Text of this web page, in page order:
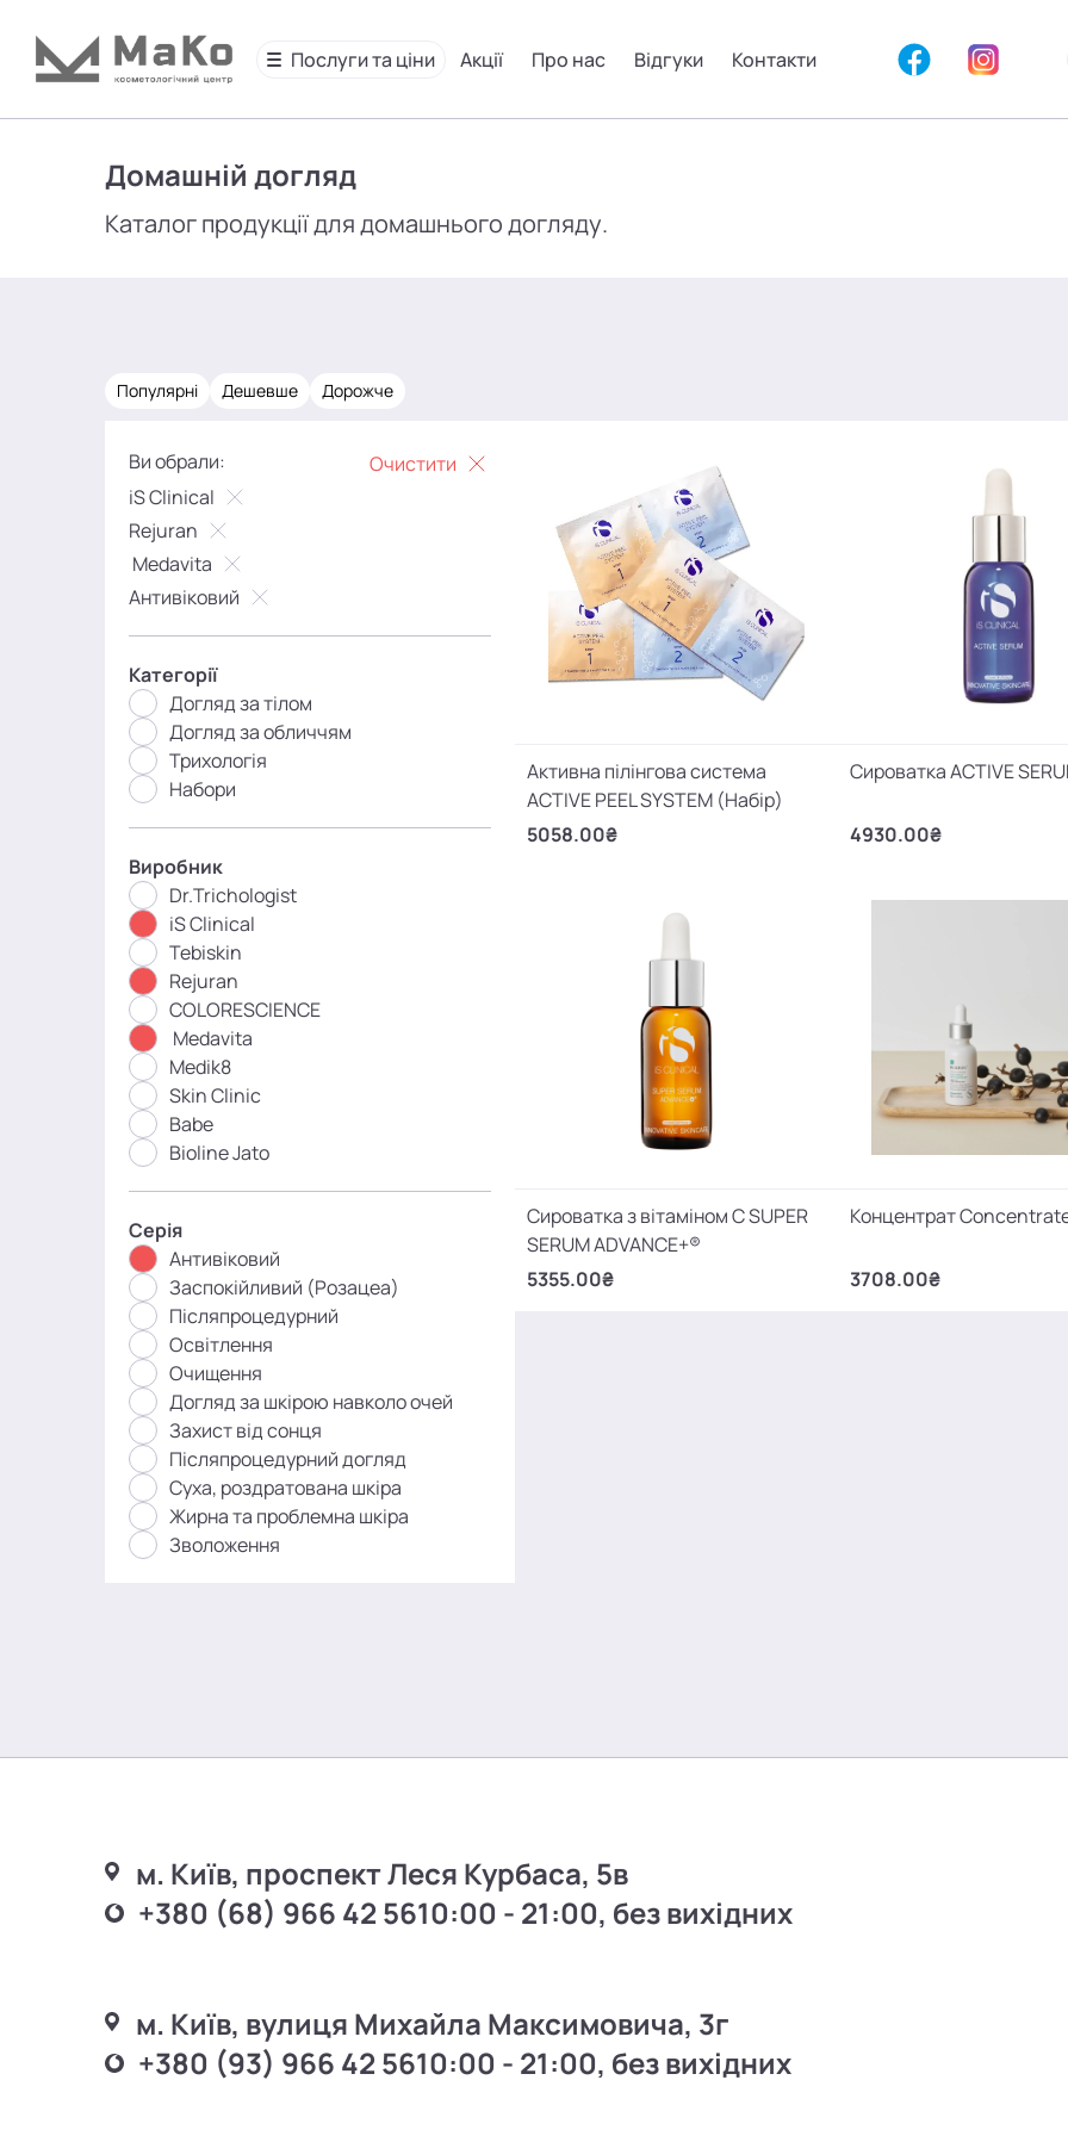
Послуги та ціни Акції Про нас Відгуки Контакти
Домашній догляд
Каталог продукції для домашнього догляду.
Популярні Дешевше Дорожче
Ви обрали:
Очистити
iS Clinical
Rejuran
Medavita
Антивіковий
Категорії
Догляд за тілом
Догляд за обличчям
Трихологія
Набори
Виробник
Dr.Trichologist
iS Clinical
Tebiskin
Rejuran
COLORESCIENCE
Medavita
Medik8
Skin Clinic
Babe
Bioline Jato
Серія
Антивіковий
Заспокійливий (Розацеа)
Післяпроцедурний
Освітлення
Очищення
Догляд за шкірою навколо очей
Захист від сонця
Післяпроцедурний догляд
Суха, роздратована шкіра
Жирна та проблемна шкіра
Зволоження
Активна пілінгова система
ACTIVE PEEL SYSTEM (Набір)
5058.00₴
Сироватка ACTIVE
4930.00₴
Сироватка з вітаміном С SUPER
SERUM ADVANCE+®
5355.00₴
Концентрат
3708.00₴
м. Київ, проспект Леся Курбаса, 5в
+380 (68) 966 42 5610:00 - 21:00, без вихідних
м. Київ, вулиця Михайла Максимовича, 3г
+380 (93) 966 42 5610:00 - 21:00, без вихідних